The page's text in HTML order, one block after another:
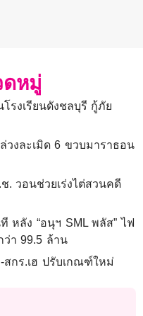
หมู่
รงเรียนดังชลบุรี กู้ภัย
วงละเมิด 6 ขวบมาราธอน
. วอนช่วยเร่งไต่สวนคดี
หลัง “อนุฯ SML พลัส” ไฟ
ว่า 99.5 ล้าน
สกร.เฮ ปรับเกณฑ์ใหม่